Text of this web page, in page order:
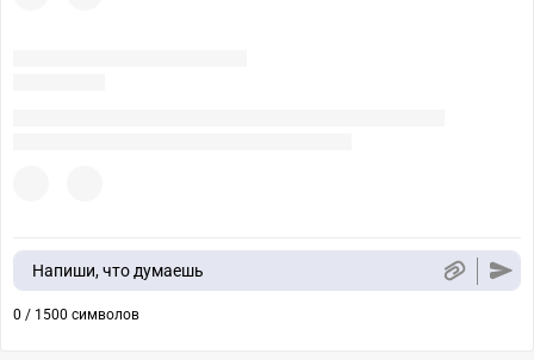
Напиши, что думаешь
0 / 1500 символов